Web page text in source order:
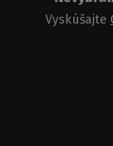
Vyskúšajte